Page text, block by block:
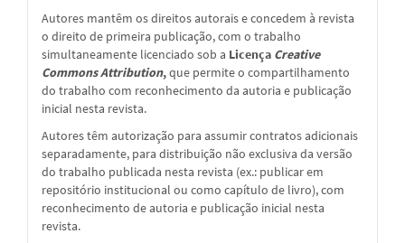
Autores mantêm os direitos autorais e concedem à revista
o direito de primeira publicação, com o trabalho
simultaneamente licenciado sob a Licença Creative
Commons Attribution,que permite o compartilhamento
do trabalho com reconhecimento da autoria e publicação
inicial nesta revista.
Autores têm autorização para assumir contratos adicionais
separadamente, para distribuição não exclusiva da versão
do trabalho publicada nesta revista (ex.: publicar em
repositório institucional ou como capítulo de livro), com
reconhecimento de autoria e publicação inicial nesta
revista.